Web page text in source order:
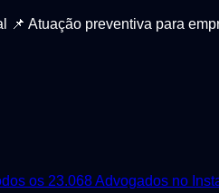
📌 Atuação preventiva para
os 23.068Advogados no